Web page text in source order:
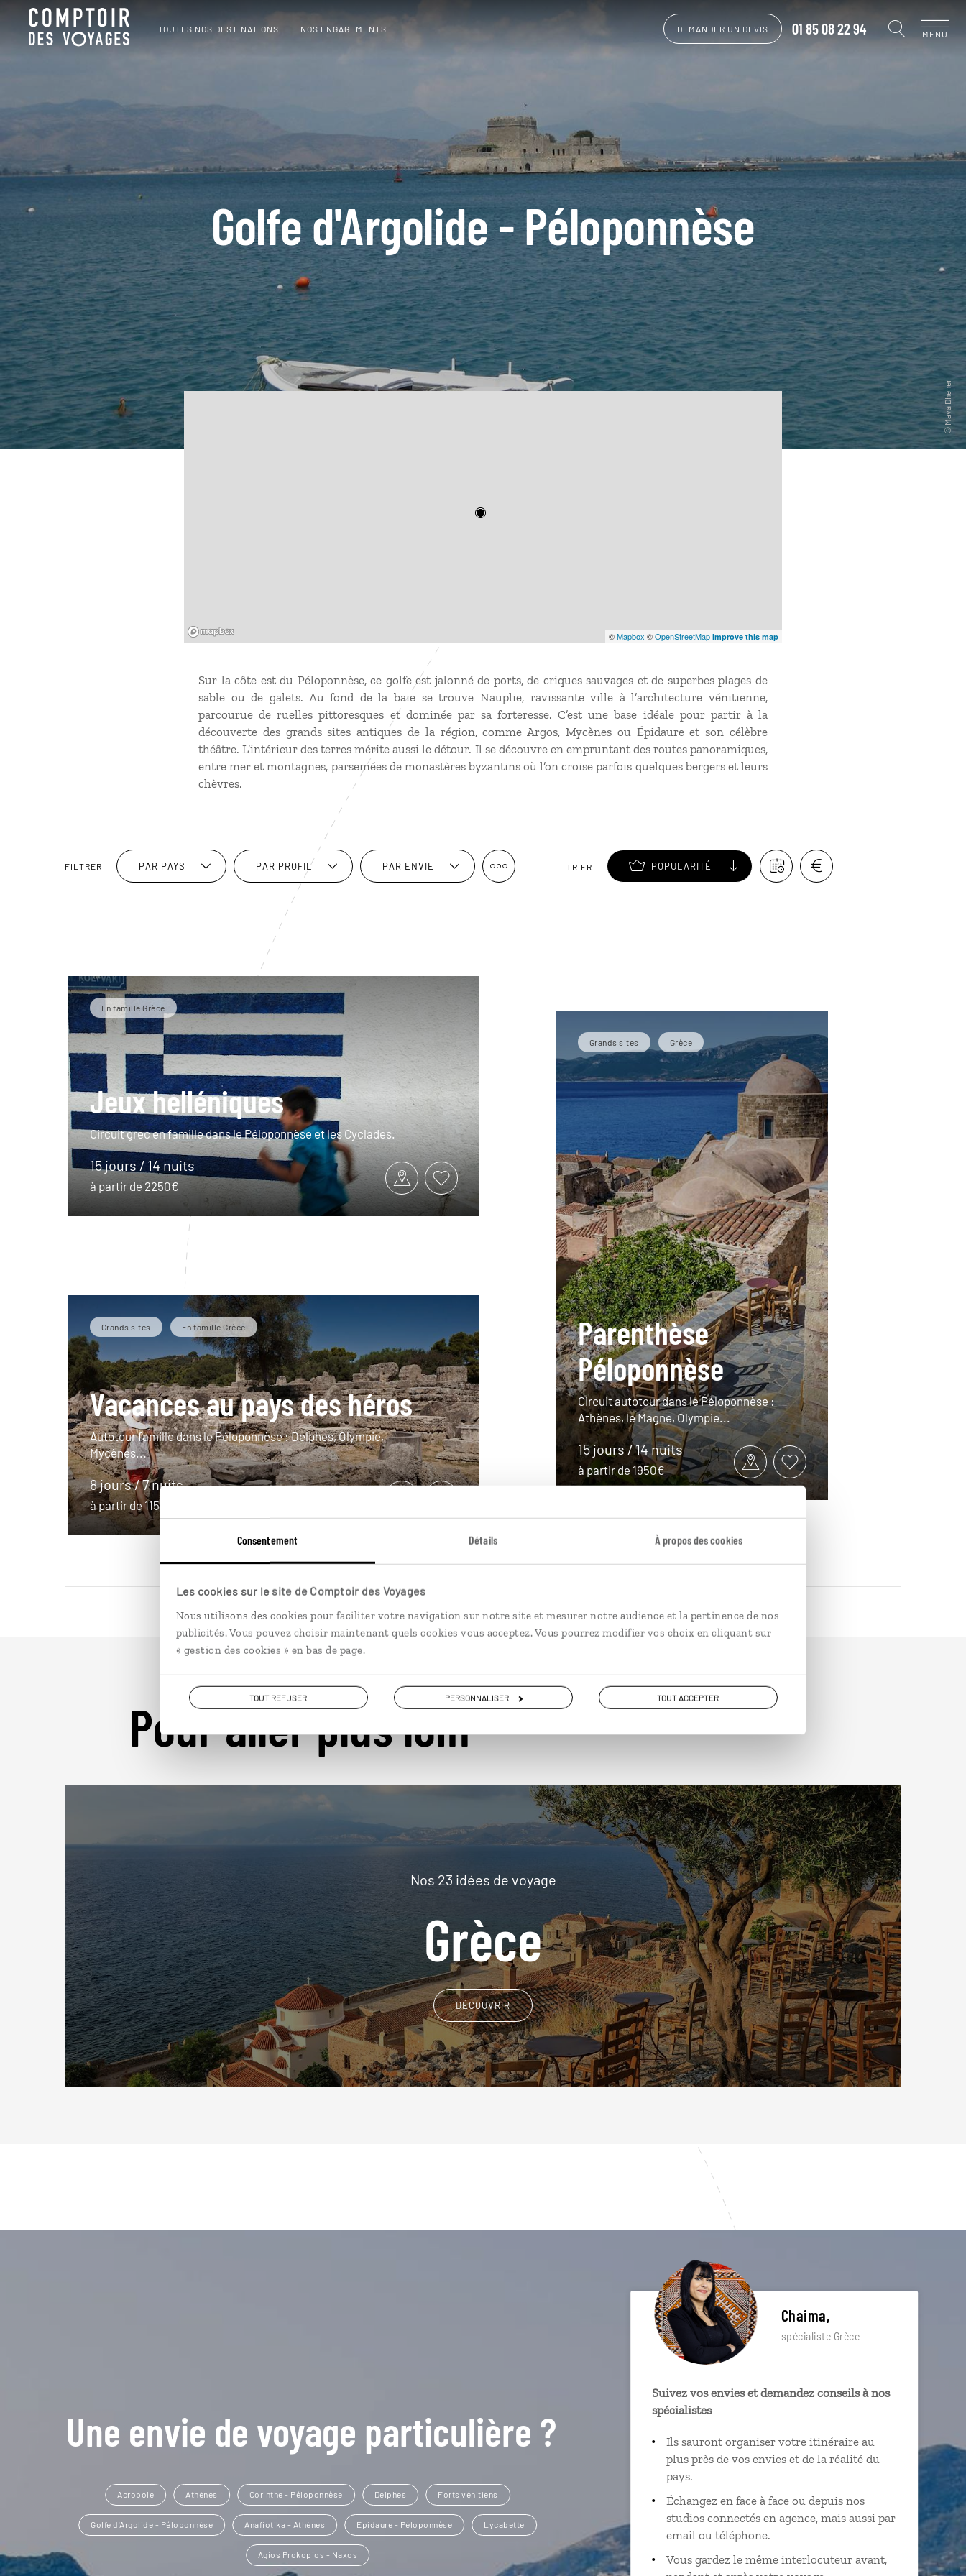
Consentement Détails À propos des cookies
Les cookies sur le site de Comptoir des Voyages
Nous utilisons des cookies pour faciliter votre navigation sur notre site et mesurer notre audience et la pertinence de nos
publicités. Vous pouvez choisir maintenant quels cookies vous acceptez. Vous pourrez modifier vos choix en cliquant sur
« gestion des cookies » en bas de page.
TOUT REFUSER PERSONNALISER TOUT ACCEPTER
TOUTES NOS DESTINATIONS NOS ENGAGEMENTS DEMANDER UN DEVIS 01 85 08 22 94 MENU
Golfe d'Argolide - Péloponnèse
©Mapbox ©OpenStreetMap Improve this map
Sur la côte est du Péloponnèse, ce golfe est jalonné de ports, de criques sauvages et de superbes plages de
sable ou de galets. Au fond de la baie se trouve Nauplie, ravissante ville à l’architecture vénitienne,
parcourue de ruelles pittoresques et dominée par sa forteresse. C’est une base idéale pour partir à la
découverte des grands sites antiques de la région, comme Argos, Mycènes ou Épidaure et son célèbre
théâtre. L’intérieur des terres mérite aussi le détour. Il se découvre en empruntant des routes panoramiques,
entre mer et montagnes, parsemées de monastères byzantins où l’on croise parfois quelques bergers et leurs
chèvres.
FILTRER PAR PAYS PAR PROFIL PAR ENVIE TRIER POPULARITÉ
En famille Grèce
Jeux helléniques
Circuit grec en famille dans le Péloponnèse et les Cyclades.
15 jours / 14 nuits
à partir de 2250€
Grands sites En famille Grèce
Vacances au pays des héros
Autotour famille dans le Péloponnèse : Delphes, Olympie,
Mycènes...
8 jours / 7 nuits
à partir de 1150€
Grands sites Grèce
Parenthèse
Péloponnèse
Circuit autotour dans le Péloponnèse :
Athènes, le Magne, Olympie...
15 jours / 14 nuits
à partir de 1950€
Pour aller plus loin
Nos 23 idées de voyage
Grèce
DÉCOUVRIR
Une envie de voyage particulière ?
Acropole Athènes Corinthe - Péloponnèse Delphes Forts vénitiens
Golfe d'Argolide - Péloponnèse Anafiotika - Athènes Epidaure - Péloponnèse Lycabette
Agios Prokopios - Naxos
Chaima,
spécialiste Grèce
Suivez vos envies et demandez conseils à nos
spécialistes
Ils sauront organiser votre itinéraire au
plus près de vos envies et de la réalité du
pays.
Échangez en face à face ou depuis nos
studios connectés en agence, mais aussi par
email ou téléphone.
Vous gardez le même interlocuteur avant,